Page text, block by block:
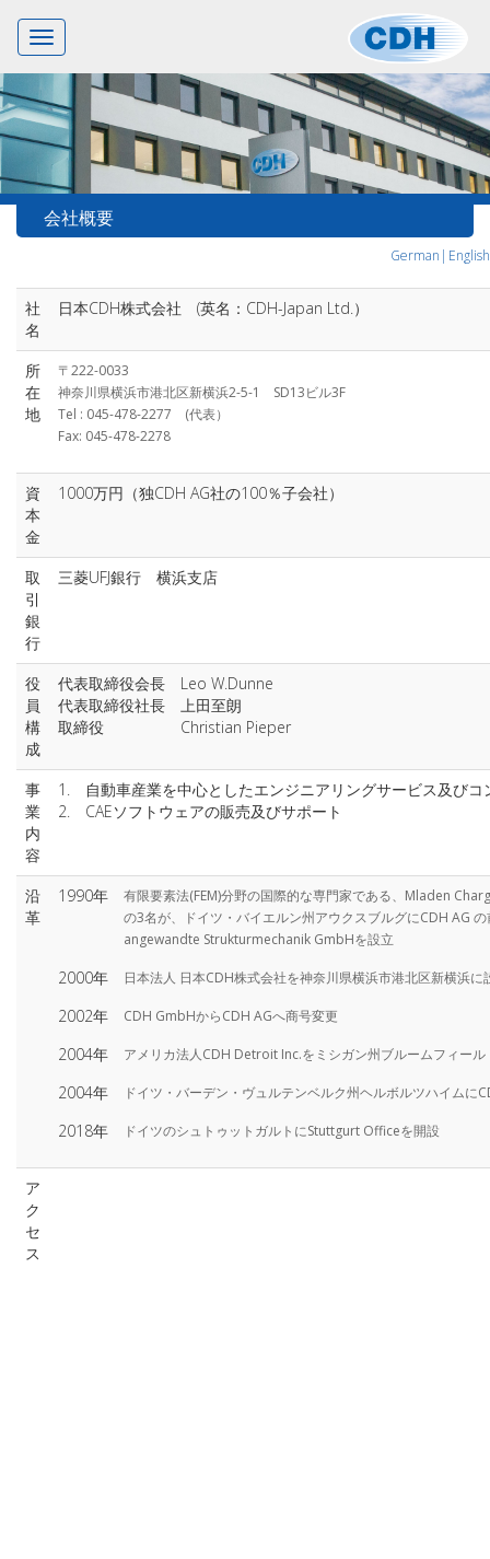
Toggle
navigation
会社概要
German| English
社
名
日本CDH株式会社 (英名：CDH-Japan Ltd.）
所
在
地
〒222-0033
神奈川県横浜市港北区新横浜2-5-1 SD13ビル3F
Tel : 045-478-2277 (代表）
Fax: 045-478-2278
資
本
金
1000万円（独CDH AG社の100％子会社）
取
引
銀
行
三菱UFJ銀行 横浜支店
役
員
構
成
代表取締役会長 Leo W.Dunne
代表取締役社長 上田至朗
取締役 Christian Pieper
事
業
内
容
1. 自動車産業を中心としたエンジニアリングサービス及びコ
2. CAEソフトウェアの販売及びサポート
沿
革
1990年
有限要素法(FEM)分野の国際的な専門家である、Mladen
の3名が、ドイツ・バイエルン州アウクスブルグにCDH AG
angewandte Strukturmechanik GmbHを設立
2000年 日本法人 日本CDH株式会社を神奈川県横浜市港北区新横浜に
2002年 CDH GmbHからCDH AGへ商号変更
2004年 アメリカ法人CDH Detroit Inc.をミシガン州ブルームフィール
2004年 ドイツ・バーデン・ヴュルテンベルク州ヘルボルツハイム
2018年 ドイツのシュトゥットガルトにStuttgurt Officeを開設
ア
ク
セ
ス